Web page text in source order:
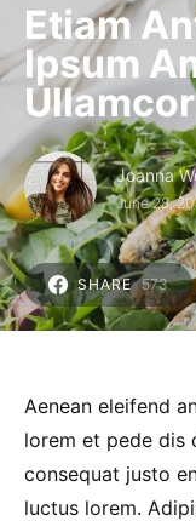
Etiam
Ipsum
Joanna
June 28,
SHARE 573
Aenean eleifend
lorem et pede dis
consequat justo
luctus lorem.